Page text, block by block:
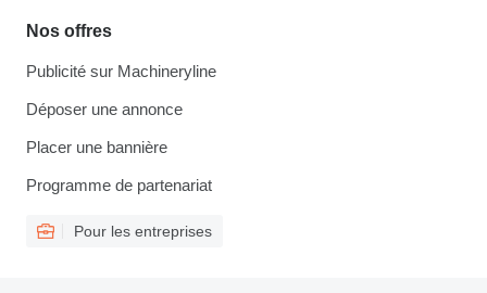
Nos offres
Publicité sur Machineryline
Déposer une annonce
Placer une bannière
Programme de partenariat
Pour les entreprises